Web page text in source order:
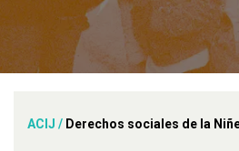
ACIJ / Derechos sociales de la